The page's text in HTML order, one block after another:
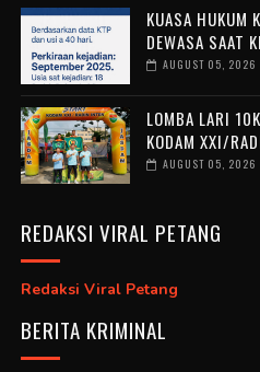
KUASA HUKUM
DEWASA SAAT
AUGUST 05, 2026
LOMBA LARI
KODAM XXI/
AUGUST 05, 2026
REDAKSI VIRAL PETANG
Redaksi Viral Petang
BERITA KRIMINAL